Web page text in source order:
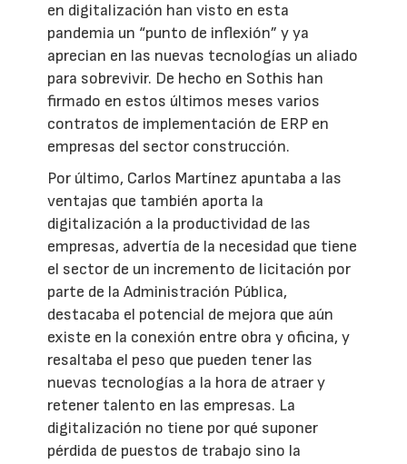
en digitalización han visto en esta
pandemia un “punto de inflexión” y ya
aprecian en las nuevas tecnologías un aliado
para sobrevivir. De hecho en Sothis han
firmado en estos últimos meses varios
contratos de implementación de ERP en
empresas del sector construcción.
Por último, Carlos Martínez apuntaba a las
ventajas que también aporta la
digitalización a la productividad de las
empresas, advertía de la necesidad que tiene
el sector de un incremento de licitación por
parte de la Administración Pública,
destacaba el potencial de mejora que aún
existe en la conexión entre obra y oficina, y
resaltaba el peso que pueden tener las
nuevas tecnologías a la hora de atraer y
retener talento en las empresas. La
digitalización no tiene por qué suponer
pérdida de puestos de trabajo sino la